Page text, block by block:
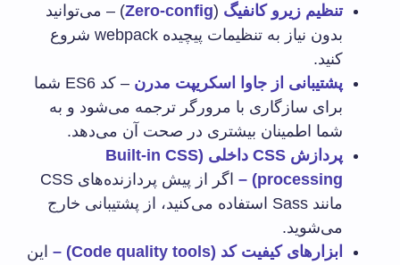
تنظیم زیرو کانفیگ (
Zero-config) – می‌توانید
بدون نیاز به تنظیمات پیچیده webpack شروع
کنید.
پشتیبانی از جاوا اسکریپت مدرن
– کد ES6 شما
برای سازگاری با مرورگر ترجمه می‌شود و به
شما اطمینان بیشتری در صحت آن می‌دهد.
پردازش CSS داخلی (Built-in CSS
processing
) –
اگر از پیش پردازنده‌های CSS
مانند Sass استفاده می‌کنید، از پشتیبانی خارج
می‌شوید.
ابزارهای کیفیت کد (Code quality tools
) – این